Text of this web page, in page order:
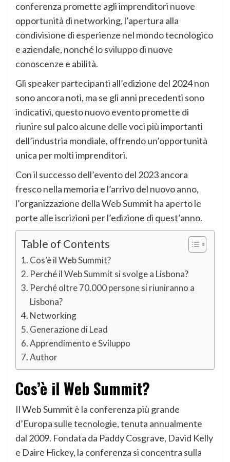
conferenza promette agli imprenditori nuove
opportunità di networking, l’apertura alla
condivisione di esperienze nel mondo tecnologico
e aziendale, nonché lo sviluppo di nuove
conoscenze e abilità.
Gli speaker partecipanti all’edizione del 2024 non
sono ancora noti, ma se gli anni precedenti sono
indicativi, questo nuovo evento promette di
riunire sul palco alcune delle voci più importanti
dell’industria mondiale, offrendo un’opportunità
unica per molti imprenditori.
Con il successo dell’evento del 2023 ancora
fresco nella memoria e l’arrivo del nuovo anno,
l’organizzazione della Web Summit ha aperto le
porte alle iscrizioni per l’edizione di quest’anno.
Table of Contents
Cos’è il Web Summit?
Perché il Web Summit si svolge a Lisbona?
Perché oltre 70.000 persone si riuniranno a
Lisbona?
Networking
Generazione di Lead
Apprendimento e Sviluppo
Author
Cos’è il Web Summit?
Il Web Summit è la conferenza più grande
d’Europa sulle tecnologie, tenuta annualmente
dal 2009. Fondata da Paddy Cosgrave, David Kelly
e Daire Hickey, la conferenza si concentra sulla